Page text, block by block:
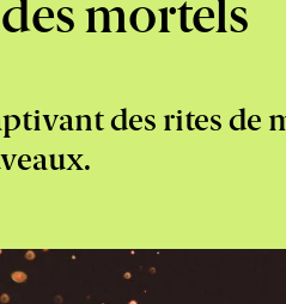
mortels
des rites de